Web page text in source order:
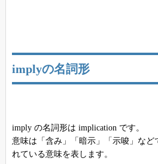
implyの名詞形
imply の名詞形は implication です。
意味は「含み」「暗示」「示唆」など
れている意味を表します。